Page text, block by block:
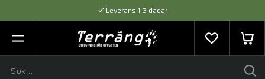
Leverans 1-3 dagar
Flexibel betalning med SVEA
Expertråd & Kvalitetsprodukter